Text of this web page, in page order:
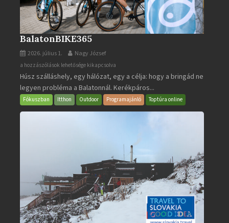
BalatonBIKE365
2026. július 1. Nagy József
BalatonBIKE365
bejegyzéshez
a hozzászólások lehetősége kikapcsolva
Húsz szálláshely, egy hálózat, egy a célja: hogy a bringád ne
legyen probléma a Balatonnál. Kerékpáros...
Fókuszban Itthon Outdoor Programajánló Toptúra online